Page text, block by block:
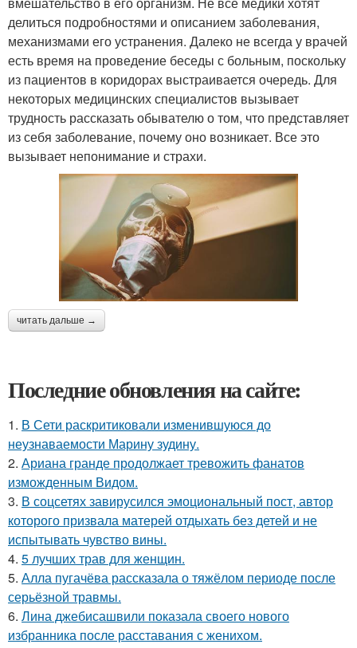
делиться подробностями и описанием заболевания,
механизмами его устранения. Далеко не всегда у врачей
есть время на проведение беседы с больным, поскольку
из пациентов в коридорах выстраивается очередь. Для
некоторых медицинских специалистов вызывает
трудность рассказать обывателю о том, что представляет
из себя заболевание, почему оно возникает. Все это
вызывает непонимание и страхи.
читать дальше →
Последние обновления на сайте:
1. В Сети раскритиковали изменившуюся до
неузнаваемости Марину зудину.
2. Ариана гранде продолжает тревожить фанатов
изможденным Видом.
3. В соцсетях завирусился эмоциональный пост, автор
которого призвала матерей отдыхать без детей и не
испытывать чувство вины.
4. 5 лучших трав для женщин.
5. Алла пугачёва рассказала о тяжёлом периоде после
серьёзной травмы.
6. Лина джебисашвили показала своего нового
избранника после расставания с женихом.